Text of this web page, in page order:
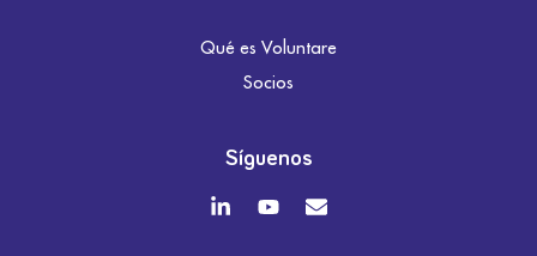
Qué es Voluntare
Socios
Síguenos